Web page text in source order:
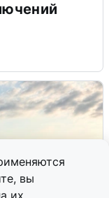
вы
их